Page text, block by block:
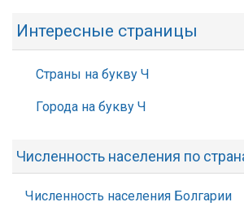
Интересные страницы
Страны на букву Ч
Города на букву Ч
Численность населения по
Численность населения Болгарии